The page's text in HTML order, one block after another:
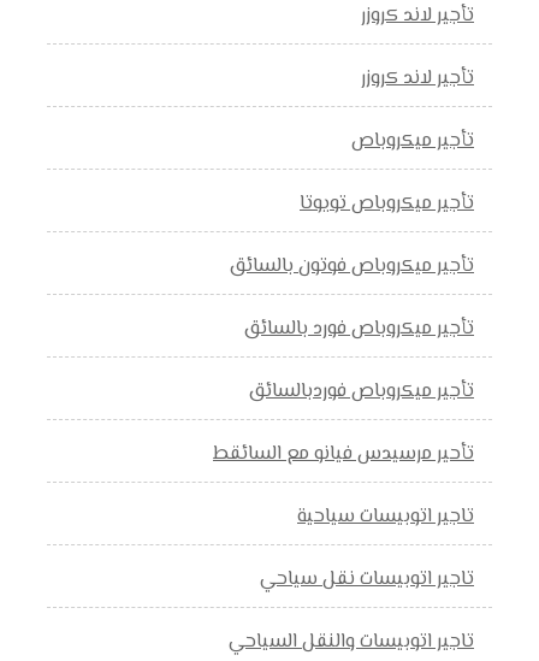
تأجير لاند كروزر
تأجير لاند كروزر
تأجير ميكروباص
تأجير ميكروباص تويوتا
تأجير ميكروباص فوتون بالسائق
تأجير ميكروباص فورد بالسائق
تأجير ميكروباص فوردبالسائق
تأحير مرسيدس فيانو مع السائقط
تاجير اتوبيسات سياحية
تاجير اتوبيسات نقل سياحي
تاجير اتوبيسات والنقل السياحي